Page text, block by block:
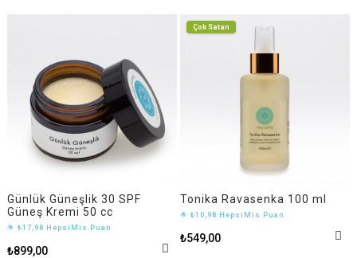
Günlük Güneşlik 30 SPF
Güneş Kremi 50 cc
🌟 ₺17,98 HepsiMis Puan
₺899,00
Tonika Ravasenka 100 ml
🌟 ₺10,98 HepsiMis Puan
₺549,00
Çok Satan